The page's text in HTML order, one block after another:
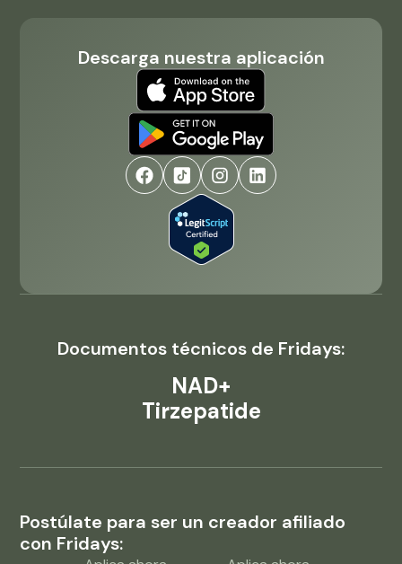
Descarga nuestra aplicación
Documentos técnicos de Fridays:
NAD+
Tirzepatide
Postúlate para ser un creador afiliado
con Fridays: